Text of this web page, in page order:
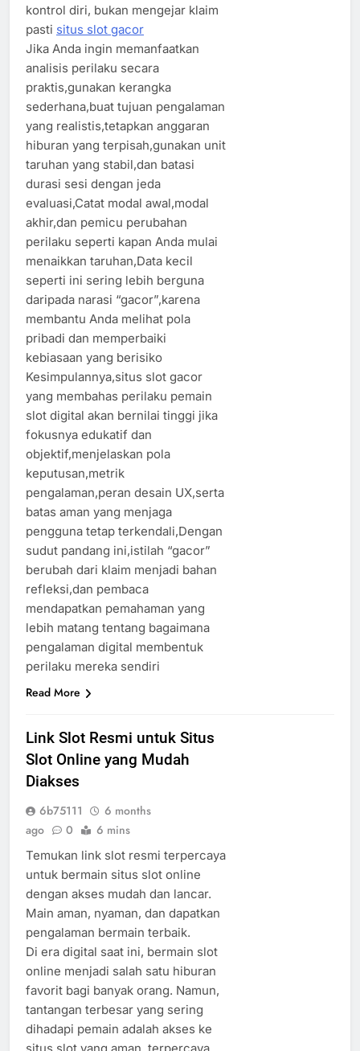
kontrol diri, bukan mengejar klaim
pasti situs slot gacor
Jika Anda ingin memanfaatkan
analisis perilaku secara
praktis,gunakan kerangka
sederhana,buat tujuan pengalaman
yang realistis,tetapkan anggaran
hiburan yang terpisah,gunakan unit
taruhan yang stabil,dan batasi
durasi sesi dengan jeda
evaluasi,Catat modal awal,modal
akhir,dan pemicu perubahan
perilaku seperti kapan Anda mulai
menaikkan taruhan,Data kecil
seperti ini sering lebih berguna
daripada narasi “gacor”,karena
membantu Anda melihat pola
pribadi dan memperbaiki
kebiasaan yang berisiko
Kesimpulannya,situs slot gacor
yang membahas perilaku pemain
slot digital akan bernilai tinggi jika
fokusnya edukatif dan
objektif,menjelaskan pola
keputusan,metrik
pengalaman,peran desain UX,serta
batas aman yang menjaga
pengguna tetap terkendali,Dengan
sudut pandang ini,istilah “gacor”
berubah dari klaim menjadi bahan
refleksi,dan pembaca
mendapatkan pemahaman yang
lebih matang tentang bagaimana
pengalaman digital membentuk
perilaku mereka sendiri
Read More
Link Slot Resmi untuk Situs
Slot Online yang Mudah
Diakses
6b75111
6 months
ago
0 6 mins
Temukan link slot resmi terpercaya
untuk bermain situs slot online
dengan akses mudah dan lancar.
Main aman, nyaman, dan dapatkan
pengalaman bermain terbaik.
Di era digital saat ini, bermain slot
online menjadi salah satu hiburan
favorit bagi banyak orang. Namun,
tantangan terbesar yang sering
dihadapi pemain adalah akses ke